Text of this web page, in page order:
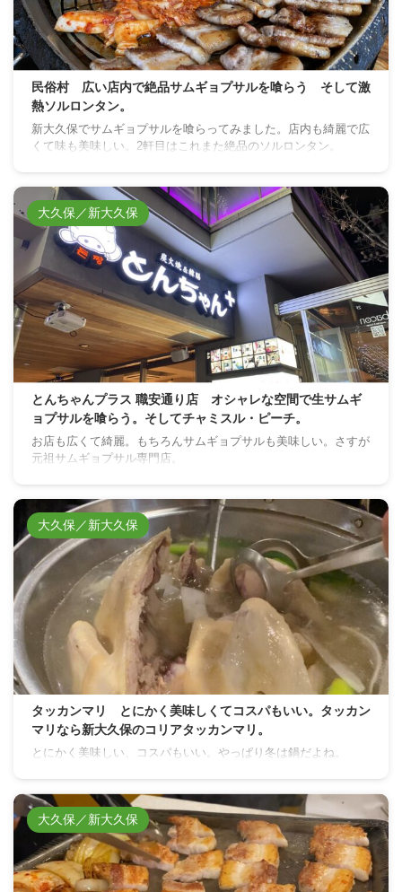
民俗村 広い店内で絶品サムギョプサルを喰らう そして激
熱ソルロンタン。
新大久保でサムギョプサルを喰らってみました。店内も綺麗で広
くて味も美味しい。2軒目はこれまた絶品のソルロンタン。
大久保／新大久保
とんちゃんプラス 職安通り店 オシャレな空間で生サムギ
ョプサルを喰らう。そしてチャミスル・ピーチ。
お店も広くて綺麗。もちろんサムギョプサルも美味しい。さすが
元祖サムギョプサル専門店。
大久保／新大久保
タッカンマリ とにかく美味しくてコスパもいい。タッカン
マリなら新大久保のコリアタッカンマリ。
とにかく美味しい、コスパもいい。やっぱり冬は鍋だよね。
大久保／新大久保